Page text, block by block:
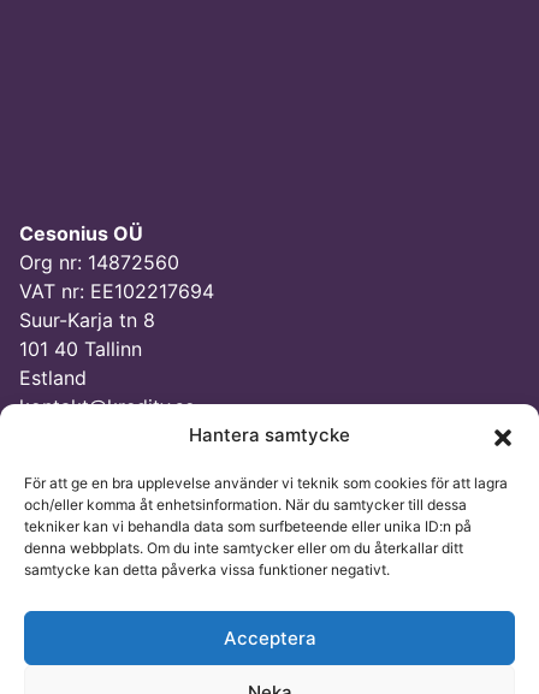
Hantera samtycke
För att ge en bra upplevelse använder vi teknik som cookies för att lagra
och/eller komma åt enhetsinformation. När du samtycker till dessa
tekniker kan vi behandla data som surfbeteende eller unika ID:n på
denna webbplats. Om du inte samtycker eller om du återkallar ditt
samtycke kan detta påverka vissa funktioner negativt.
Acceptera
Cesonius OÜ
Org nr: 14872560
VAT nr: EE102217694
Suur-Karja tn 8
101 40 Tallinn
Estland
kontakt@kredity.se
© Kredity 2026